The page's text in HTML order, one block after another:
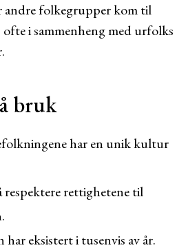
andre folkegrupper kom til
i sammenheng med urfolks
bruk
har en unik kultur
respektere rettighetene til
eksistert i tusenvis av år.